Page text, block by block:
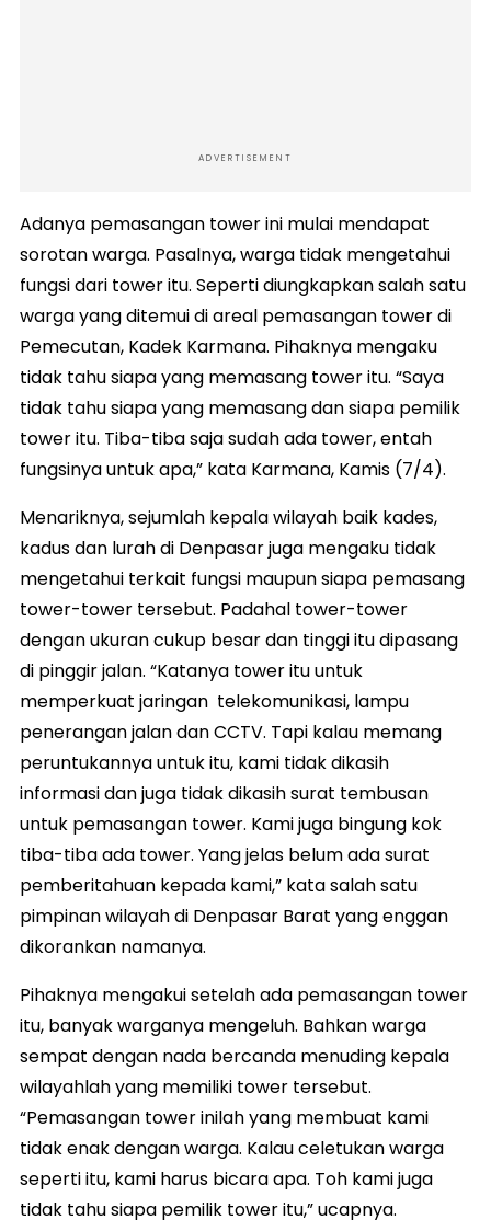
ADVERTISEMENT
Adanya pemasangan tower ini mulai mendapat
sorotan warga. Pasalnya, warga tidak mengetahui
fungsi dari tower itu. Seperti diungkapkan salah satu
warga yang ditemui di areal pemasangan tower di
Pemecutan, Kadek Karmana. Pihaknya mengaku
tidak tahu siapa yang memasang tower itu. “Saya
tidak tahu siapa yang memasang dan siapa pemilik
tower itu. Tiba-tiba saja sudah ada tower, entah
fungsinya untuk apa,” kata Karmana, Kamis (7/4).
Menariknya, sejumlah kepala wilayah baik kades,
kadus dan lurah di Denpasar juga mengaku tidak
mengetahui terkait fungsi maupun siapa pemasang
tower-tower tersebut. Padahal tower-tower
dengan ukuran cukup besar dan tinggi itu dipasang
di pinggir jalan. “Katanya tower itu untuk
memperkuat jaringan telekomunikasi, lampu
penerangan jalan dan CCTV. Tapi kalau memang
peruntukannya untuk itu, kami tidak dikasih
informasi dan juga tidak dikasih surat tembusan
untuk pemasangan tower. Kami juga bingung kok
tiba-tiba ada tower. Yang jelas belum ada surat
pemberitahuan kepada kami,” kata salah satu
pimpinan wilayah di Denpasar Barat yang enggan
dikorankan namanya.
Pihaknya mengakui setelah ada pemasangan tower
itu, banyak warganya mengeluh. Bahkan warga
sempat dengan nada bercanda menuding kepala
wilayahlah yang memiliki tower tersebut.
“Pemasangan tower inilah yang membuat kami
tidak enak dengan warga. Kalau celetukan warga
seperti itu, kami harus bicara apa. Toh kami juga
tidak tahu siapa pemilik tower itu,” ucapnya.